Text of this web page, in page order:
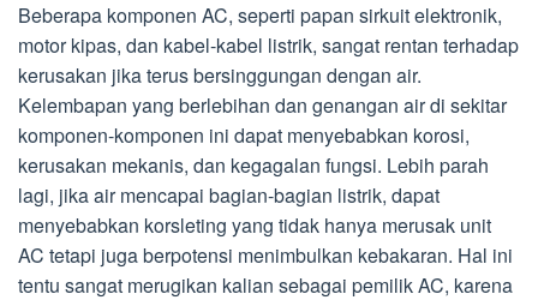
Beberapa komponen AC, seperti papan sirkuit elektronik,
motor kipas, dan kabel-kabel listrik, sangat rentan terhadap
kerusakan jika terus bersinggungan dengan air.
Kelembapan yang berlebihan dan genangan air di sekitar
komponen-komponen ini dapat menyebabkan korosi,
kerusakan mekanis, dan kegagalan fungsi. Lebih parah
lagi, jika air mencapai bagian-bagian listrik, dapat
menyebabkan korsleting yang tidak hanya merusak unit
AC tetapi juga berpotensi menimbulkan kebakaran. Hal ini
tentu sangat merugikan kalian sebagai pemilik AC, karena